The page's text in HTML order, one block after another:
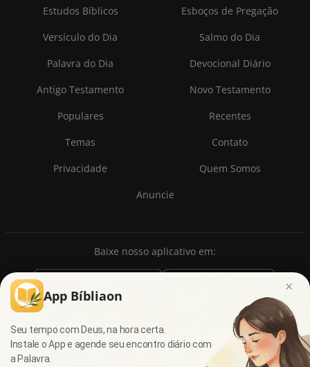
Estudos Bíblicos
Esboços de Pregação
Versículo do Dia
Salmo do Dia
Palavra do Dia
Devocional Diário
Antigo Testamento
Novo Testamento
Populares
Recentes
Temas
Contato
Privacidade
Quem Somos
Anuncie
Baixe nosso aplicativo em:
×
App Bíbliaon
Seu tempo com Deus, na hora certa.
Instale o App e agende seu encontro diário com
a Palavra.